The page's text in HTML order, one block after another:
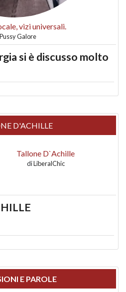
vizi universali.
Pussy Galore
si è discusso molto
D'ACHILLE
Tallone D`Achille
diLiberalChic
E PAROLE